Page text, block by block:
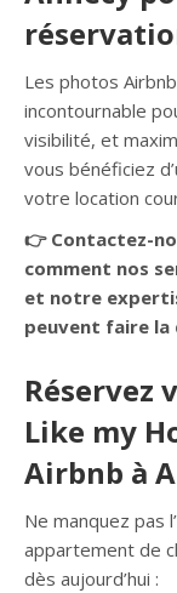
Les photos
incontournable
visibilité, et
vous bénéficiez
votre location
👉 Contactez-
comment nos
et notre
peuvent faire la
Réservez
Like my
Airbnb à
Ne manquez pas
appartement de
dès aujourd’hui :